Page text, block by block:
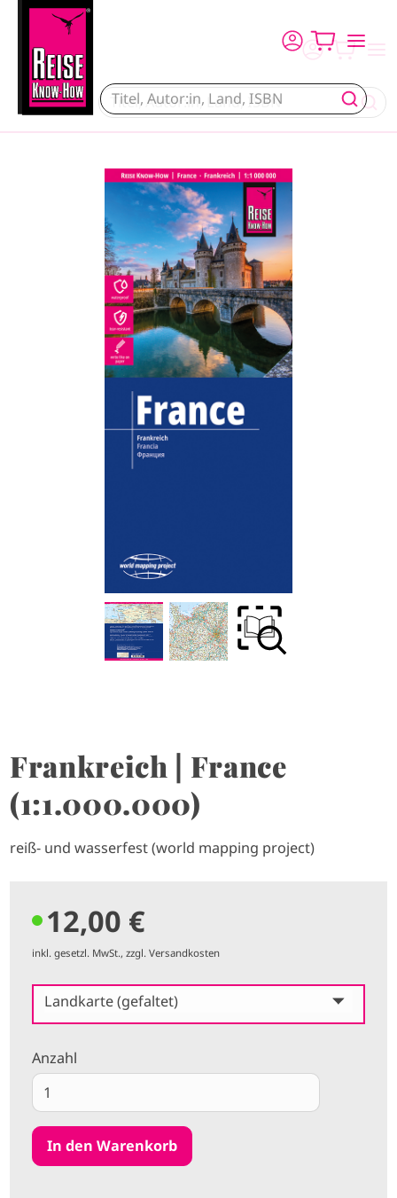
Frankreich | France
(1:1.000.000)
reiß- und wasserfest (world mapping project)
12,00 €
inkl. gesetzl. MwSt., zzgl. Versandkosten
Landkarte (gefaltet)
Anzahl